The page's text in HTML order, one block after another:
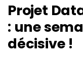
Projet
: une
décisive !